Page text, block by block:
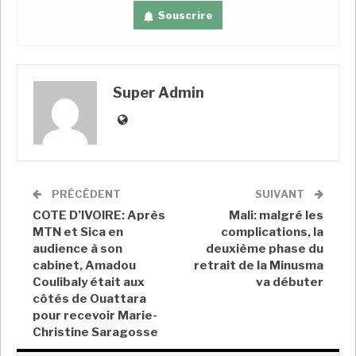
À lire aussiGuinée: déploiement d’un important
dispositif sécuritaire pour rechercher Claude Pivi
A LIRE AUSSI
contumace pour…
Super Admin
Procès du 28-Septembre en Guinée: mis en
difficulté,…
Super Admin
Procès du 28-Septembre: l’ancien dirigeant
Dadis…
Souscrire
Super Admin
PRÉCÉDENT
COTE D’IVOIRE: Après
MTN et Sica en
audience à son
cabinet, Amadou
Coulibaly était aux
côtés de Ouattara
pour recevoir Marie-
Christine Saragosse
SUIVANT
Mali: malgré les
complications, la
deuxième phase du
retrait de la Minusma
va débuter